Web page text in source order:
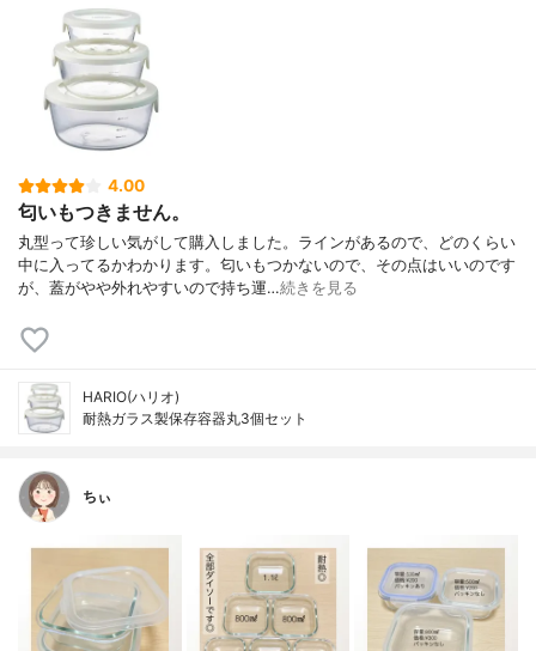
4.00
匂いもつきません。
丸型って珍しい気がして購入しました。ラインがあるので、どのくらい
中に入ってるかわかります。匂いもつかないので、その点はいいのです
が、蓋がやや外れやすいので持ち運…続きを見る
HARIO(ハリオ)
耐熱ガラス製保存容器丸3個セット
ちぃ